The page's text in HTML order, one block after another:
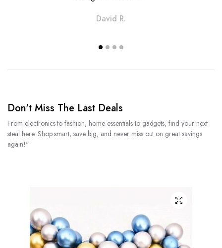
David R.
Don't Miss The Last Deals
From electronics to fashion, home essentials to gadgets, find your next
steal here. Shop smart, save big, and never miss out on great savings
again!"